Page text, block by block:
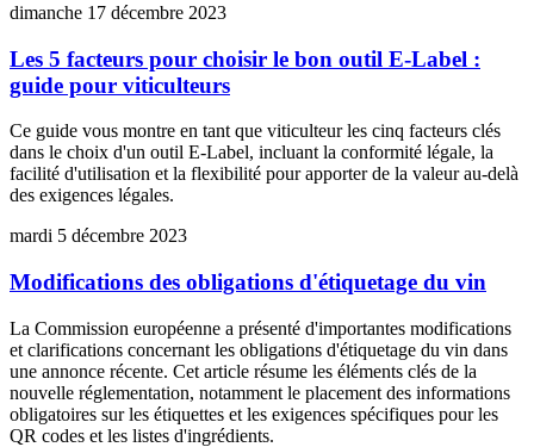
dimanche 17 décembre 2023
Les 5 facteurs pour choisir le bon outil E-Label :
guide pour viticulteurs
Ce guide vous montre en tant que viticulteur les cinq facteurs clés
dans le choix d'un outil E-Label, incluant la conformité légale, la
facilité d'utilisation et la flexibilité pour apporter de la valeur au-delà
des exigences légales.
mardi 5 décembre 2023
Modifications des obligations d'étiquetage du vin
La Commission européenne a présenté d'importantes modifications
et clarifications concernant les obligations d'étiquetage du vin dans
une annonce récente. Cet article résume les éléments clés de la
nouvelle réglementation, notamment le placement des informations
obligatoires sur les étiquettes et les exigences spécifiques pour les
QR codes et les listes d'ingrédients.